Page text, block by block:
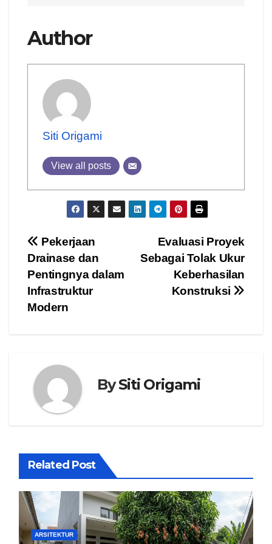
Author
Siti Origami
View all posts
Post
navigation
Evaluasi Proyek
Sebagai Tolak Ukur
Keberhasilan
Konstruksi
Pekerjaan
Drainase dan
Pentingnya dalam
Infrastruktur
Modern
BySiti Origami
Related Post
ARSITEKTUR